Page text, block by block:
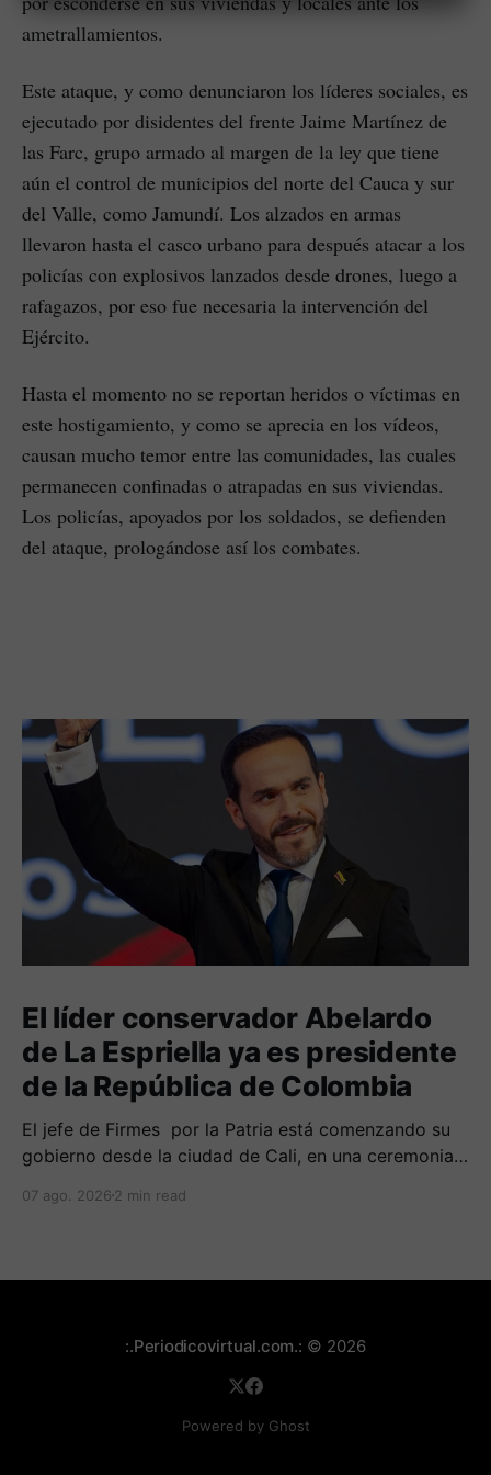
ametrallamientos.
Este ataque, y como denunciaron los líderes sociales, es
ejecutado por disidentes del frente Jaime Martínez de
las Farc, grupo armado al margen de la ley que tiene
aún el control de municipios del norte del Cauca y sur
del Valle, como Jamundí. Los alzados en armas
llevaron hasta el casco urbano para después atacar a los
policías con explosivos lanzados desde drones, luego a
rafagazos, por eso fue necesaria la intervención del
Ejército.
Hasta el momento no se reportan heridos o víctimas en
este hostigamiento, y como se aprecia en los vídeos,
causan mucho temor entre las comunidades, las cuales
permanecen confinadas o atrapadas en sus viviendas.
Los policías, apoyados por los soldados, se defienden
del ataque, prologándose así los combates.
El líder conservador Abelardo
de La Espriella ya es presidente
de la República de Colombia
El jefe de Firmes por la Patria está comenzando su
gobierno desde la ciudad de Cali, en una ceremonia
gobiernos conservadores.
07 ago. 2026 2 min read
:.Periodicovirtual.com.: © 2026
Powered by Ghost